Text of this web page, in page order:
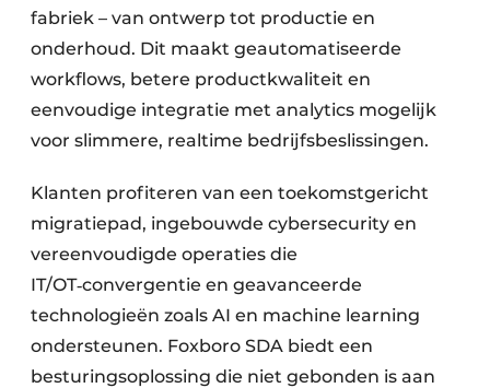
fabriek – van ontwerp tot productie en
onderhoud. Dit maakt geautomatiseerde
workflows, betere productkwaliteit en
eenvoudige integratie met analytics mogelijk
voor slimmere, realtime bedrijfsbeslissingen.
Klanten profiteren van een toekomstgericht
migratiepad, ingebouwde cybersecurity en
vereenvoudigde operaties die
IT/OT‑convergentie en geavanceerde
technologieën zoals AI en machine learning
ondersteunen. Foxboro SDA biedt een
besturingsoplossing die niet gebonden is aan